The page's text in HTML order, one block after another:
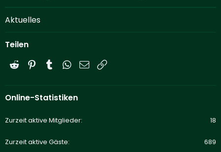
Aktuelles
Teilen
Reddit PinterestTumblrWhatsApp
E-Mail
Online-Statistiken
Zurzeit aktive Mitglieder 18
Zurzeit aktive Gäste 689